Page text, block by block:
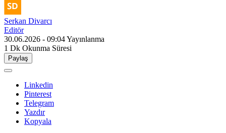
Serkan Divarcı
Editör
30.06.2026 - 09:04Yayınlanma
1 Dk Okunma Süresi
Paylaş
Linkedin
Pinterest
Telegram
Yazdır
Kopyala